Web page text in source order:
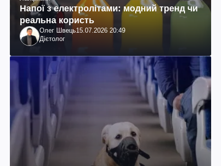
Напої з електролітами: модний тренд чи
реальна користь
Олег Швець15.07.2026 20:49
Дієтолог